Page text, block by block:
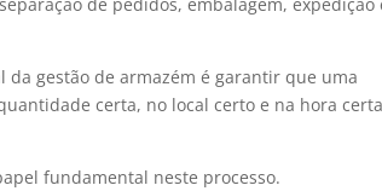
da gestão de armazém é garantir que uma
certa, no local certo e na hora
fundamental neste processo.